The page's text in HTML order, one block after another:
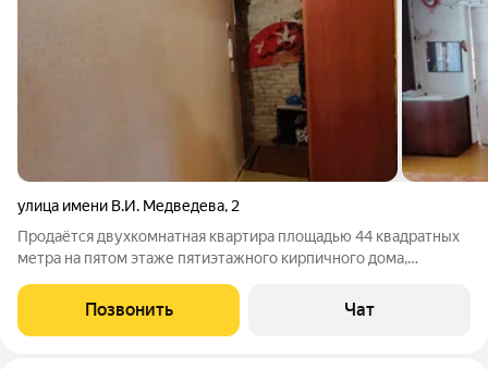
улица имени В.И. Медведева, 2
Продаётся двухкомнатная квартира площадью 44 квадратных
метра на пятом этаже пятиэтажного кирпичного дома,
отличный выбор для тех, кто ценит тишину и спокойствие
пригорода, при этом имея
Позвонить Чат